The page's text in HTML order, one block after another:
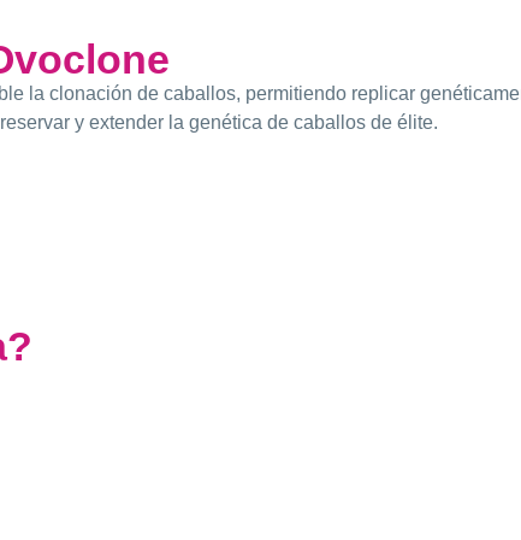
la clonación de caballos, permitiendo replicar
y extender la genética de caballos de élite.